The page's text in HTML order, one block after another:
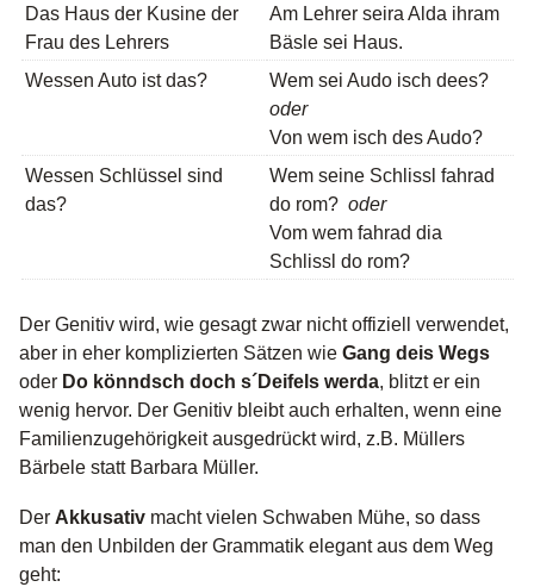
Das Haus der Kusine der
Frau des Lehrers
Am Lehrer seira Alda ihram
Bäsle sei Haus.
Wessen Auto ist das?
Wem sei Audo isch dees?
oder
Von wem isch des Audo?
Wessen Schlüssel sind
das?
Wem seine Schlissl fahrad
do rom? oder
Vom wem fahrad dia
Schlissl do rom?
Der Genitiv wird, wie gesagt zwar nicht offiziell verwendet,
aber in eher komplizierten Sätzen wieGang deis Wegs
oder Do könndsch doch s´Deifels werda , blitzt er ein
wenig hervor. Der Genitiv bleibt auch erhalten, wenn eine
Familienzugehörigkeit ausgedrückt wird, z.B. Müllers
Bärbele statt Barbara Müller.
Der Akkusativ macht vielen Schwaben Mühe, so dass
man den Unbilden der Grammatik elegant aus dem Weg
geht: